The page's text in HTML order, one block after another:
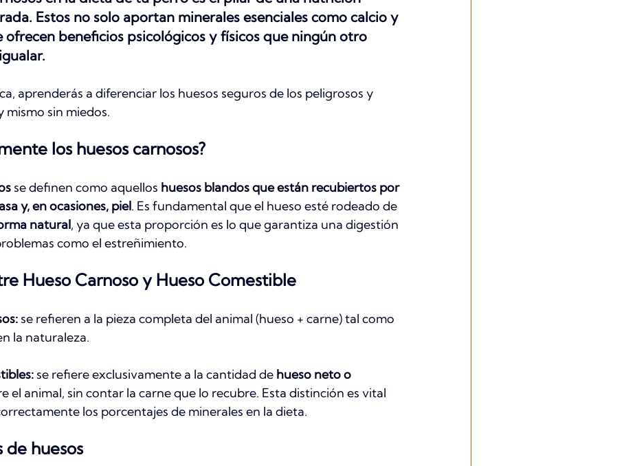
Estos no solo aportan minerales esenciales como calcio y
beneficios psicológicos y físicos que ningún otro
aprenderás a diferenciar los huesos seguros de los peligrosos y
sin miedos.
los huesos carnosos?
se definen como aquellos huesos blandos que están recubiertos por
y, en ocasiones, piel. Es fundamental que el hueso esté rodeado de
natural, ya que esta proporción es lo que garantiza una digestión
como el estreñimiento.
Hueso Carnoso y Hueso Comestible
se refieren a la pieza completa del animal (hueso + carne) tal como
la naturaleza.
se refiere exclusivamente a la cantidad de hueso neto o
el animal, sin contar la carne que lo recubre. Esta distinción es vital
los porcentajes de minerales en la dieta.
huesos